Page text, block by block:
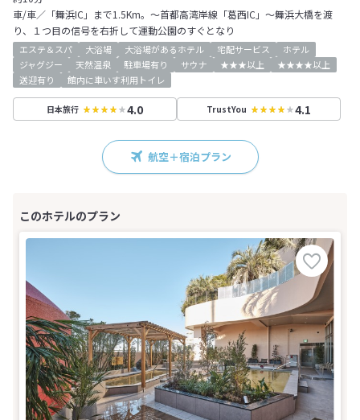
車/車／「舞浜IC」まで1.5Km。～首都高湾岸線「葛西IC」～舞浜大橋を渡
り、１つ目の信号を右折して運動公園のすぐとなり
エステ＆スパ 大浴場 大浴場があるホテル 宅配サービス
ホテル
ジャグジー
天然温泉 駐車場有り サウナ ★★★以上
★★★★以上
送迎有り
館内に車いす利用トイレ
日本旅行 4.0 TrustYou 4.1
航空＋宿泊プラン